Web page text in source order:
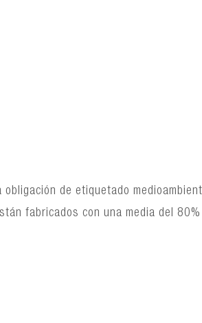
de etiquetado
fabricados con una media del 80%